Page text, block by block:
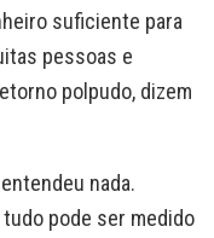
suficiente para
pessoas e
polpudo, dizem
nada.
pode ser medido